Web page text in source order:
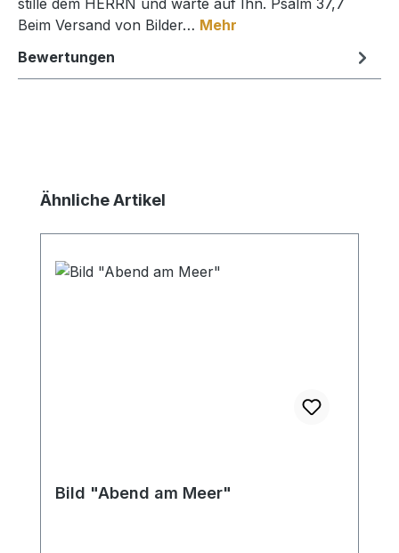
stille dem HERRN und warte auf Ihn. Psalm 37,7
Beim Versand von Bilder… Mehr
Bewertungen
Produktgalerie überspringen
Ähnliche Artikel
Bild "Abend am Meer"